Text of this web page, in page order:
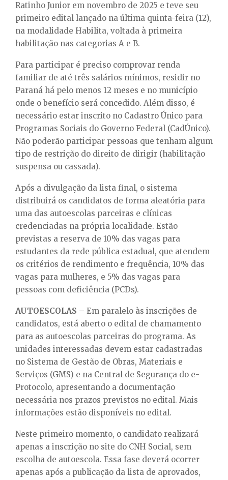
Ratinho Junior em novembro de 2025 e teve seu
primeiro edital lançado na última quinta-feira (12),
na modalidade Habilita, voltada à primeira
habilitação nas categorias A e B.
Para participar é preciso comprovar renda
familiar de até três salários mínimos, residir no
Paraná há pelo menos 12 meses e no município
onde o benefício será concedido. Além disso, é
necessário estar inscrito no Cadastro Único para
Programas Sociais do Governo Federal (CadÚnico).
Não poderão participar pessoas que tenham algum
tipo de restrição do direito de dirigir (habilitação
suspensa ou cassada).
Após a divulgação da lista final, o sistema
distribuirá os candidatos de forma aleatória para
uma das autoescolas parceiras e clínicas
credenciadas na própria localidade. Estão
previstas a reserva de 10% das vagas para
estudantes da rede pública estadual, que atendem
os critérios de rendimento e frequência, 10% das
vagas para mulheres, e 5% das vagas para
pessoas com deficiência (PCDs).
AUTOESCOLAS – Em paralelo às inscrições de
candidatos, está aberto o edital de chamamento
para as autoescolas parceiras do programa. As
unidades interessadas devem estar cadastradas
no Sistema de Gestão de Obras, Materiais e
Serviços (GMS) e na Central de Segurança do e-
Protocolo, apresentando a documentação
necessária nos prazos previstos no edital. Mais
informações estão disponíveis no edital.
Neste primeiro momento, o candidato realizará
apenas a inscrição no site do CNH Social, sem
escolha de autoescola. Essa fase deverá ocorrer
apenas após a publicação da lista de aprovados,